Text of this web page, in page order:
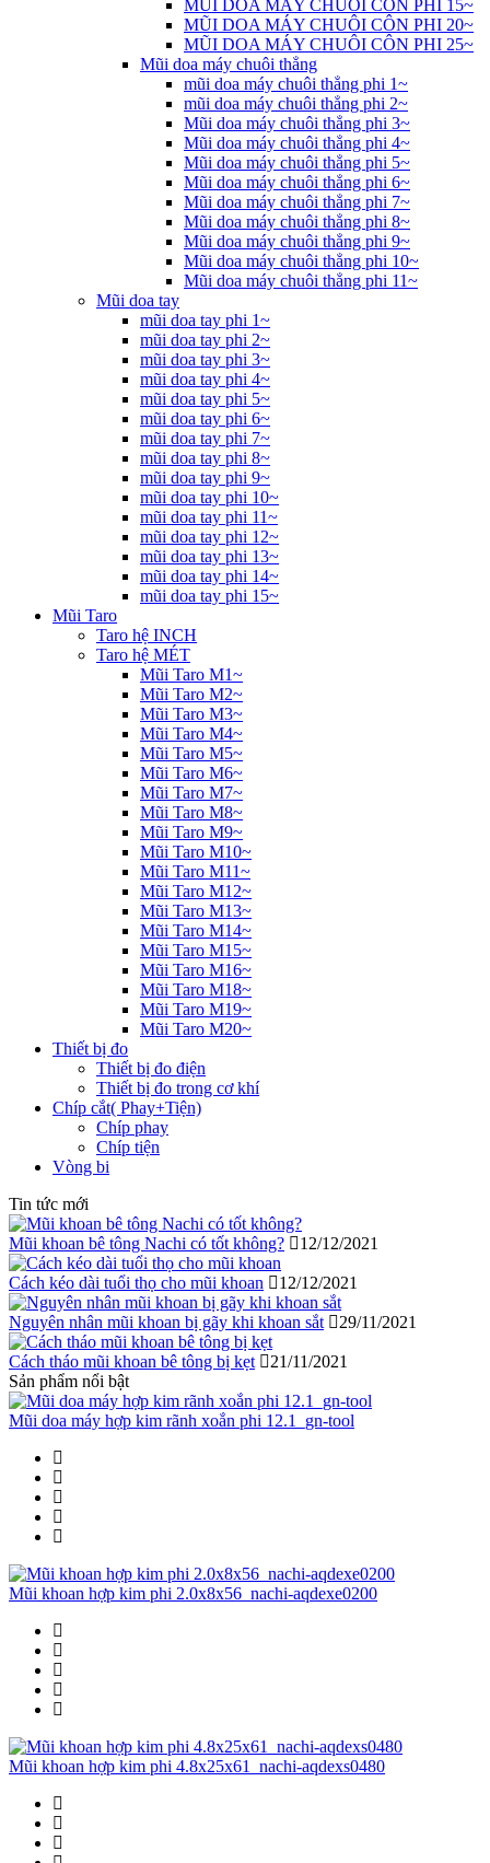
MŨI DOA MÁY CHUÔI CÔN PHI 15~
MŨI DOA MÁY CHUÔI CÔN PHI 20~
MŨI DOA MÁY CHUÔI CÔN PHI 25~
Mũi doa máy chuôi thẳng
mũi doa máy chuôi thẳng phi 1~
mũi doa máy chuôi thẳng phi 2~
Mũi doa máy chuôi thẳng phi 3~
Mũi doa máy chuôi thẳng phi 4~
Mũi doa máy chuôi thẳng phi 5~
Mũi doa máy chuôi thẳng phi 6~
Mũi doa máy chuôi thẳng phi 7~
Mũi doa máy chuôi thẳng phi 8~
Mũi doa máy chuôi thẳng phi 9~
Mũi doa máy chuôi thẳng phi 10~
Mũi doa máy chuôi thẳng phi 11~
Mũi doa tay
mũi doa tay phi 1~
mũi doa tay phi 2~
mũi doa tay phi 3~
mũi doa tay phi 4~
mũi doa tay phi 5~
mũi doa tay phi 6~
mũi doa tay phi 7~
mũi doa tay phi 8~
mũi doa tay phi 9~
mũi doa tay phi 10~
mũi doa tay phi 11~
mũi doa tay phi 12~
mũi doa tay phi 13~
mũi doa tay phi 14~
mũi doa tay phi 15~
Mũi Taro
Taro hệ INCH
Taro hệ MÉT
Mũi Taro M1~
Mũi Taro M2~
Mũi Taro M3~
Mũi Taro M4~
Mũi Taro M5~
Mũi Taro M6~
Mũi Taro M7~
Mũi Taro M8~
Mũi Taro M9~
Mũi Taro M10~
Mũi Taro M11~
Mũi Taro M12~
Mũi Taro M13~
Mũi Taro M14~
Mũi Taro M15~
Mũi Taro M16~
Mũi Taro M18~
Mũi Taro M19~
Mũi Taro M20~
Thiết bị đo
Thiết bị đo điện
Thiết bị đo trong cơ khí
Chíp cắt( Phay+Tiện)
Chíp phay
Chíp tiện
Vòng bi
Tin tức mới
Mũi khoan bê tông Nachi có tốt không? 12/12/2021
Cách kéo dài tuổi thọ cho mũi khoan 12/12/2021
Nguyên nhân mũi khoan bị gãy khi khoan sắt 29/11/2021
Cách tháo mũi khoan bê tông bị kẹt
21/11/2021
Sản phẩm nổi bật
Mũi doa máy hợp kim rãnh xoắn phi 12.1_gn-tool
Mũi khoan hợp kim phi 2.0x8x56_nachi-aqdexe0200
Mũi khoan hợp kim phi 4.8x25x61_nachi-aqdexs0480